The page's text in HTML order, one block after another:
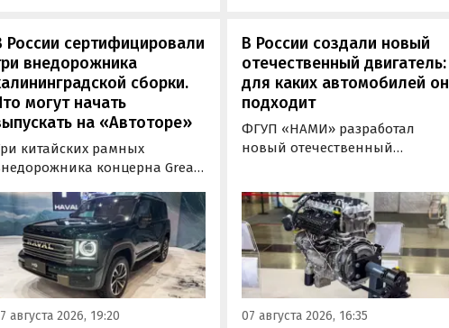
«Автоновости дня».
России сертифицировали
внедорожника
сборки.
могут начать
на «Автоторе»
китайских рамных
концерна Great
калининградском заводе
Речь о Haval H9,
400 и Tank 500, которые
успешно прошли
сертификацию и получили
типа
средства (ОТТС).
августа 2026, 19:20
В России создали новый
отечественный двигатель:
для каких автомобилей он
подходит
ФГУП «НАМИ» разработал
новый отечественный
получивший индекс 414320.
Корреспонденту
«Автоновостей дня» удалось
лично ознакомиться с
новинкой на выставке
«Иннопром» в Екатеринбурге.
07 августа 2026, 16:35